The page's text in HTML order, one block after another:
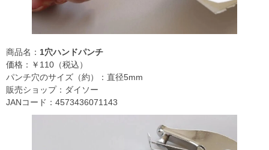
商品名： 1穴ハンドパンチ
価格：￥110（税込）
パンチ穴のサイズ（約）：直径5mm
販売ショップ：ダイソー
JANコード：4573436071143